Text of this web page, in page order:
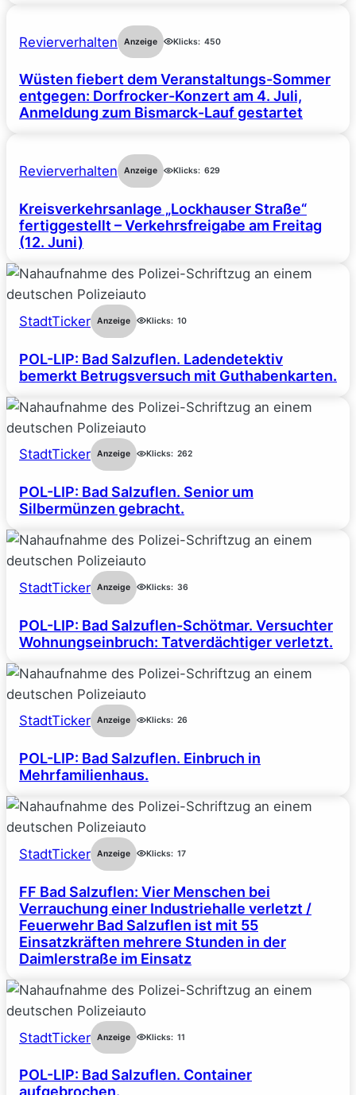
Revierverhalten Anzeige Klicks: 450
Wüsten fiebert dem Veranstaltungs-Sommer
entgegen: Dorfrocker-Konzert am 4. Juli,
Anmeldung zum Bismarck-Lauf gestartet
Revierverhalten Anzeige Klicks: 629
Kreisverkehrsanlage „Lockhauser Straße“
fertiggestellt – Verkehrsfreigabe am Freitag
(12. Juni)
StadtTicker Anzeige Klicks: 10
POL-LIP: Bad Salzuflen. Ladendetektiv
bemerkt Betrugsversuch mit Guthabenkarten.
StadtTicker Anzeige Klicks: 262
POL-LIP: Bad Salzuflen. Senior um
Silbermünzen gebracht.
StadtTicker Anzeige Klicks: 36
POL-LIP: Bad Salzuflen-Schötmar. Versuchter
Wohnungseinbruch: Tatverdächtiger verletzt.
StadtTicker Anzeige Klicks: 26
POL-LIP: Bad Salzuflen. Einbruch in
Mehrfamilienhaus.
StadtTicker Anzeige Klicks: 17
FF Bad Salzuflen: Vier Menschen bei
Verrauchung einer Industriehalle verletzt /
Feuerwehr Bad Salzuflen ist mit 55
Einsatzkräften mehrere Stunden in der
Daimlerstraße im Einsatz
StadtTicker Anzeige Klicks: 11
POL-LIP: Bad Salzuflen. Container